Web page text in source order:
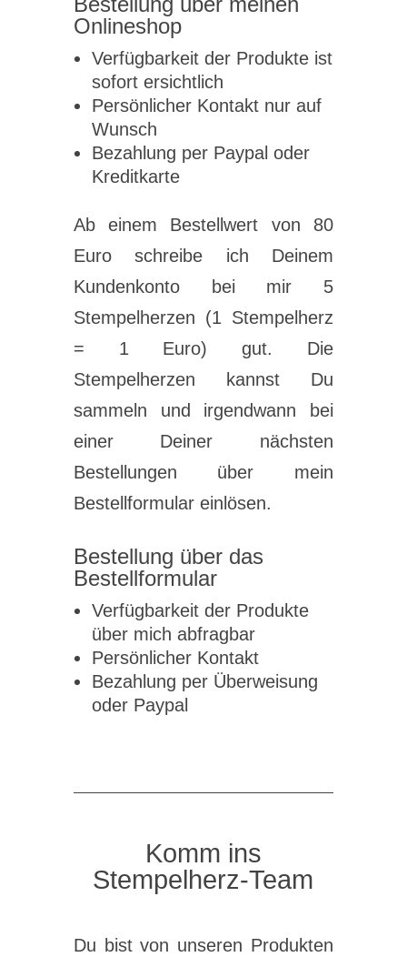
Onlineshop
Verfügbarkeit der Produkte ist
sofort ersichtlich
Persönlicher Kontakt nur auf
Wunsch
Bezahlung per Paypal oder
Kreditkarte
Ab einem Bestellwert von 80
Euro schreibe ich Deinem
Kundenkonto bei mir 5
Stempelherzen (1 Stempelherz
= 1 Euro) gut. Die
Stempelherzen kannst Du
sammeln und irgendwann bei
einer Deiner nächsten
Bestellungen über mein
Bestellformular einlösen.
Bestellung über das
Bestellformular
Verfügbarkeit der Produkte
über mich abfragbar
Persönlicher Kontakt
Bezahlung per Überweisung
oder Paypal
Komm ins
Stempelherz-Team
Du bist von unseren Produkten